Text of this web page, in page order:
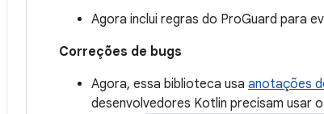
Agora inclui regras do ProGuard para
Correções de bugs
Agora, essa biblioteca usa anotações
desenvolvedores Kotlin precisam usar